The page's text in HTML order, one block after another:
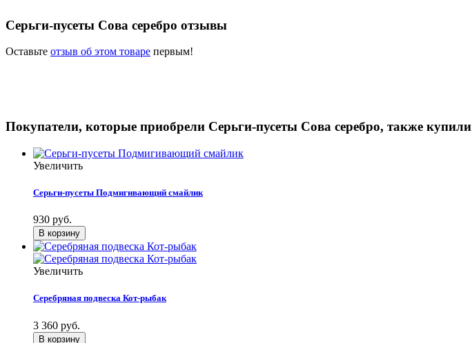
Серьги-пусеты Сова серебро отзывы
Оставьте отзыв об этом товаре первым!
Покупатели, которые приобрели Серьги-пусеты Сова серебро, также купили
Увеличить
Серьги-пусеты Подмигивающий смайлик
930 руб.
Увеличить
Серебряная подвеска Кот-рыбак
3 360 руб.